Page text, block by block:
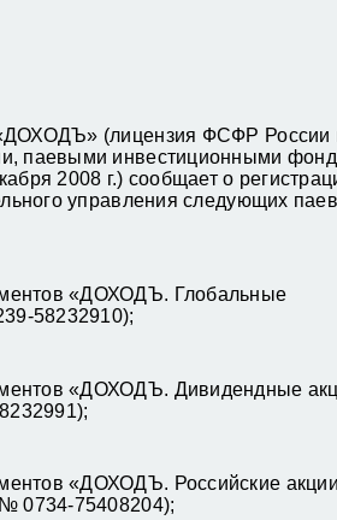
(лицензия ФСФР России
паевыми инвестиционными
2008 г.) сообщает о
управления следующих
«ДОХОДЪ. Глобальные
58232910);
«ДОХОДЪ. Дивидендные
«ДОХОДЪ. Российские
0734-75408204);